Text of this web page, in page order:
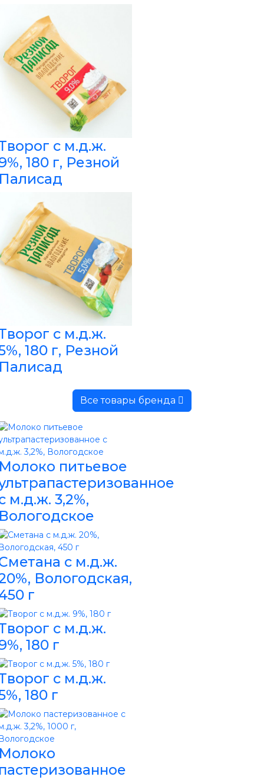
с м.д.ж.
180 г, Резной
с м.д.ж.
180 г, Резной
Все товары бренда
питьевое
м.д.ж. 3,2%,
с м.д.ж.
Вологодская,
г
с м.д.ж.
180 г
с м.д.ж.
180 г